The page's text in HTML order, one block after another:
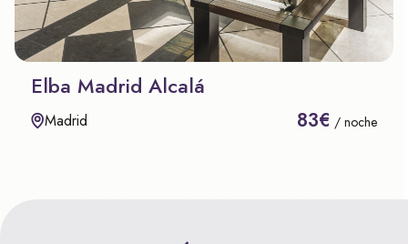
Elba Madrid Alcalá
Madrid 83€ / noche